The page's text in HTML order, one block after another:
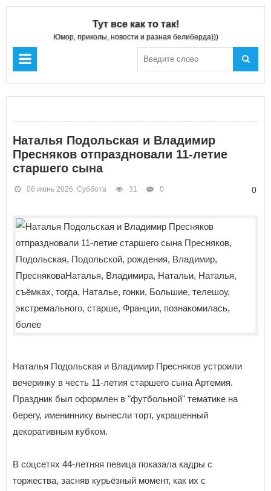
Тут все как то так!
Юмор, приколы, новости и разная белиберда)))
Наталья Подольская и Владимир
Пресняков отпраздновали 11-летие
старшего сына
06 июнь 2026, Суббота 31 0 0
Наталья Подольская и Владимир Пресняков устроили
вечеринку в честь 11-летия старшего сына Артемия.
Праздник был оформлен в "футбольной" тематике на
берегу, имениннику вынесли торт, украшенный
декоративным кубком.
В соцсетях 44-летняя певица показала кадры с
торжества, засняв курьёзный момент, как их с